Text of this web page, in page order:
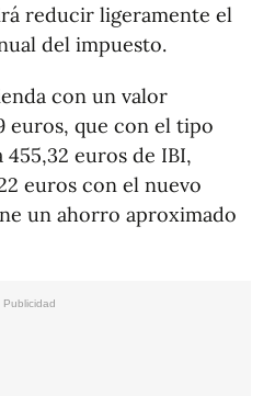
reducir ligeramente el
del impuesto.
con un valor
euros, que con el tipo
euros de IBI,
euros con el nuevo
un ahorro aproximado